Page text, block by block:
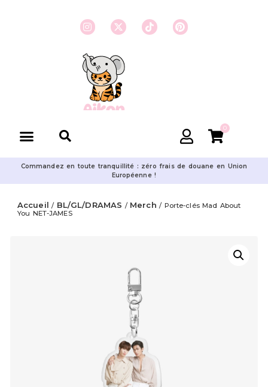
0
Commandez en toute tranquillité : zéro frais de douane en Union
Européenne !
Accueil / BL/GL/DRAMAS / Merch / Porte-clés Mad About
You NET-JAMES